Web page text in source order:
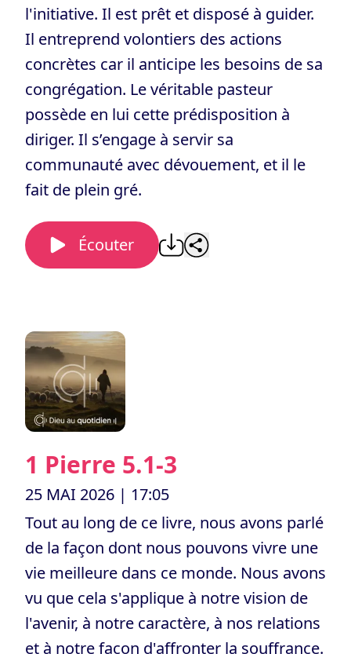
l'initiative. Il est prêt et disposé à guider.
Il entreprend volontiers des actions
concrètes car il anticipe les besoins de sa
congrégation. Le véritable pasteur
possède en lui cette prédisposition à
diriger. Il s’engage à servir sa
communauté avec dévouement, et il le
fait de plein gré.
Écouter
1 Pierre 5.1-3
25 MAI 2026 | 17:05
Tout au long de ce livre, nous avons parlé
de la façon dont nous pouvons vivre une
vie meilleure dans ce monde. Nous avons
vu que cela s'applique à notre vision de
l'avenir, à notre caractère, à nos relations
et à notre façon d'affronter la souffrance.